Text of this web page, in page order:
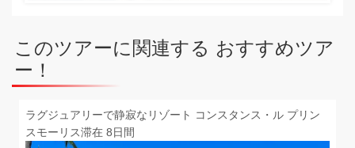
このツアーに関連する おすすめツア
ー！
ラグジュアリーで静寂なリゾート コンスタンス・ル プリン
スモーリス滞在 8日間